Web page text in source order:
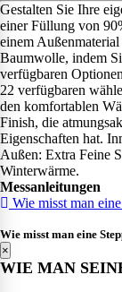
Gestalten Sie Ihre
einer Füllung von
einem
Baumwolle, indem
verfügbaren
22 verfügbaren
den komfortablen
Finish, die
Eigenschaften hat.
Außen: Extra Feine
Winterwärme.
Messanleitungen
Wie misst man
Wie misst man eine
×
WIE MAN